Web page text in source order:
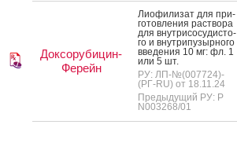
Доксорубицин-
Ферейн
Ли­офи­лизат для при­
готов­ле­ния рас­тво­ра
для внут­ри­сосу­дис­то­
го и внут­ри­пузыр­но­го
вве­дения 10 мг: фл. 1
или 5 шт.
РУ: ЛП-№(007724)-
(РГ-RU) от 18.11.24
Предыдущий РУ: Р
N003268/01